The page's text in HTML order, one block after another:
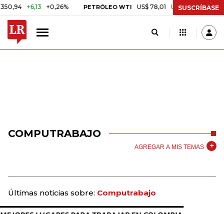
+6,13 +0,26% PETRÓLEO WTI US$ 78,01 US$ 2,92 +3,89%
SUSCRÍBASE
COMPUTRABAJO
AGREGAR A MIS TEMAS
Últimas noticias sobre: Computrabajo